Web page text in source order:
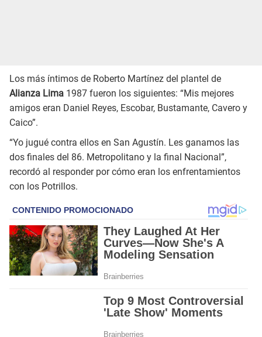
Los más íntimos de Roberto Martínez del plantel de
Alianza Lima 1987 fueron los siguientes: “Mis mejores
amigos eran Daniel Reyes, Escobar, Bustamante, Cavero y
Caico”.
“Yo jugué contra ellos en San Agustín. Les ganamos las
dos finales del 86. Metropolitano y la final Nacional”,
recordó al responder por cómo eran los enfrentamientos
con los Potrillos.